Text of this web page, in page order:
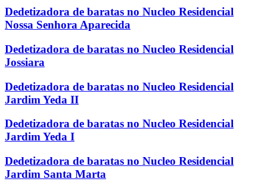
Dedetizadora de baratas no Nucleo Residencial
Nossa Senhora Aparecida
Dedetizadora de baratas no Nucleo Residencial
Jossiara
Dedetizadora de baratas no Nucleo Residencial
Jardim Yeda II
Dedetizadora de baratas no Nucleo Residencial
Jardim Yeda I
Dedetizadora de baratas no Nucleo Residencial
Jardim Santa Marta